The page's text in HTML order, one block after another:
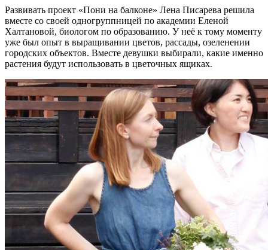
Развивать проект «Пони на балконе» Лена Писарева решила
вместе со своей одногруппницей по академии Еленой
Халтановой, биологом по образованию. У неё к тому моменту
уже был опыт в выращивании цветов, рассады, озеленении
городских объектов. Вместе девушки выбирали, какие именно
растения будут использовать в цветочных ящиках.